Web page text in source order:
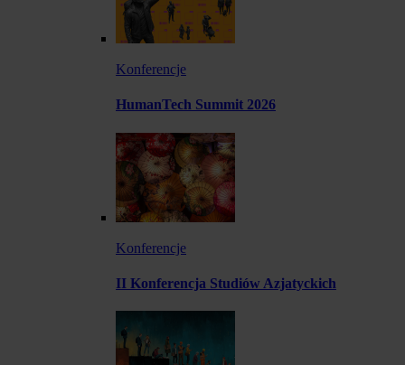
Konferencje
HumanTech Summit 2026
Konferencje
II Konferencja Studiów Azjatyckich